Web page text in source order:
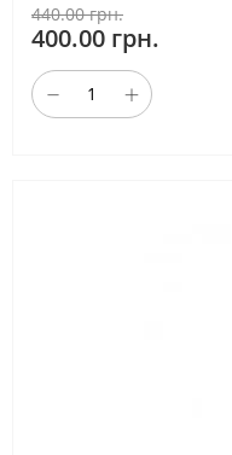
440.00 грн.
400.00 грн.